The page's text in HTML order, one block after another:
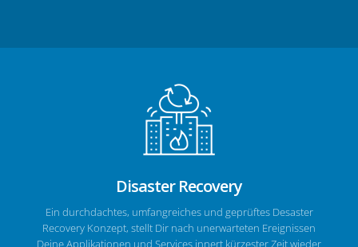
Disaster Recovery
Ein durchdachtes, umfangreiches und geprüftes Desaster
Recovery Konzept, stellt Dir nach unerwarteten Ereignissen
Deine Applikationen und Services innert kürzester Zeit wieder